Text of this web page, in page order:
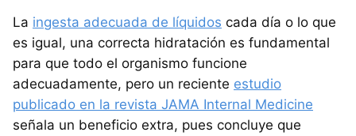
La ingesta adecuada de líquidos cada día o lo que
es igual, una correcta hidratación es fundamental
para que todo el organismo funcione
adecuadamente, pero un reciente estudio
publicado en la revista JAMA Internal Medicine
señala un beneficio extra, pues concluye que